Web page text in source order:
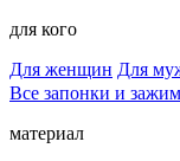
для кого
Для женщин Для
Все запонки и
материал